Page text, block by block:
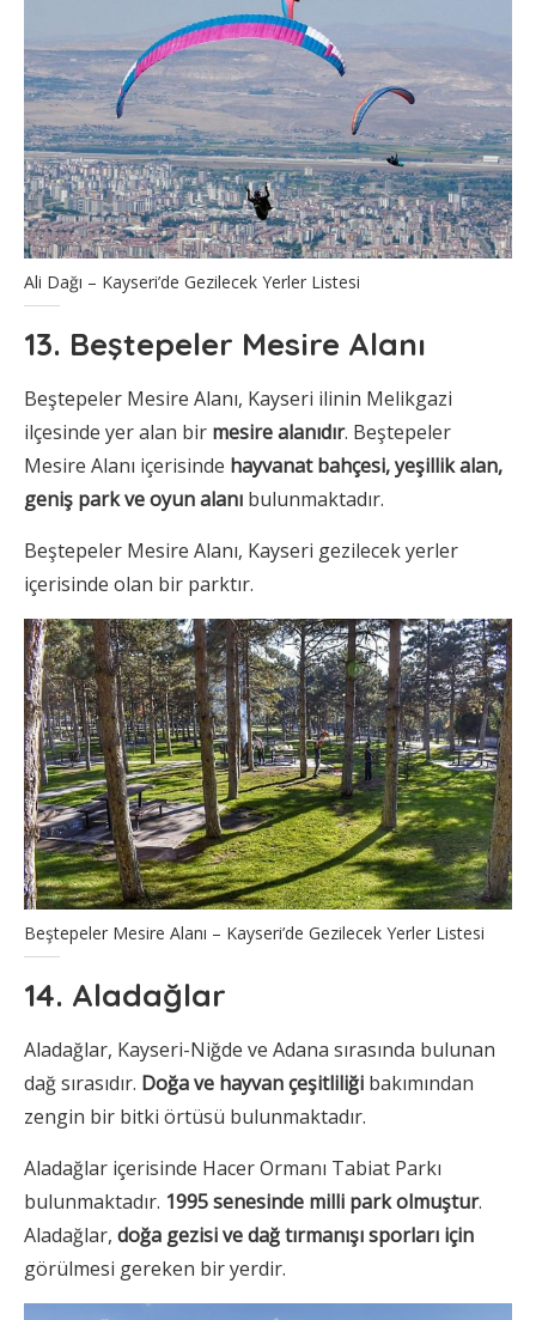
Ali Dağı – Kayseri’de Gezilecek Yerler Listesi
13. Beştepeler Mesire Alanı
Beştepeler Mesire Alanı, Kayseri ilinin Melikgazi
ilçesinde yer alan bir mesire alanıdır. Beştepeler
Mesire Alanı içerisinde hayvanat bahçesi, yeşillik alan,
geniş park ve oyun alanı bulunmaktadır.
Beştepeler Mesire Alanı, Kayseri gezilecek yerler
içerisinde olan bir parktır.
Beştepeler Mesire Alanı – Kayseri’de Gezilecek Yerler Listesi
14. Aladağlar
Aladağlar, Kayseri-Niğde ve Adana sırasında bulunan
dağ sırasıdır. Doğa ve hayvan çeşitliliği bakımından
zengin bir bitki örtüsü bulunmaktadır.
Aladağlar içerisinde Hacer Ormanı Tabiat Parkı
bulunmaktadır. 1995 senesinde milli park olmuştur.
Aladağlar, doğa gezisi ve dağ tırmanışı sporları için
görülmesi gereken bir yerdir.